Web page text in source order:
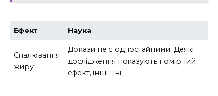
Ефект Наука
Спалювання
жиру
Докази не є одностайними. Деякі
дослідження показують помірний
ефект, інші – ні